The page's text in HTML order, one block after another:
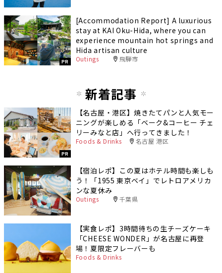
PR
[Accommodation Report] A luxurious
stay at KAI Oku-Hida, where you can
experience mountain hot springs and
Hida artisan culture
Outings 飛騨市
新着記事
PR
【名古屋・港区】焼きたてパンと人気モー
ニングが楽しめる「ベーク&コーヒー チェ
リーみなと店」へ行ってきました！
Foods & Drinks 名古屋 港区
【宿泊レポ】この夏はホテル時間も楽しも
う！「1955 東京ベイ」でレトロアメリカ
ンな夏休み
Outings 千葉県
【実食レポ】3時間待ちの生チーズケーキ
「CHEESE WONDER」が名古屋に再登
場！夏限定フレーバーも
Foods & Drinks